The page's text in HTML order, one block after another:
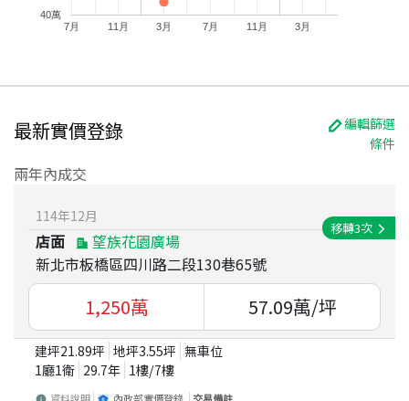
7月 11月 3月 7月 11月 3月
40萬
最新實價登錄
編輯篩選
條件
兩年內成交
114年12月
店面
望族花園廣場
新北市板橋區四川路二段130巷65號
移轉3次
1,250萬 57.09萬/坪
建坪21.89坪 地坪3.55坪 無車位
1廳1衛 29.7年 1樓/7樓
資料說明 內政部實價登錄 交易備註